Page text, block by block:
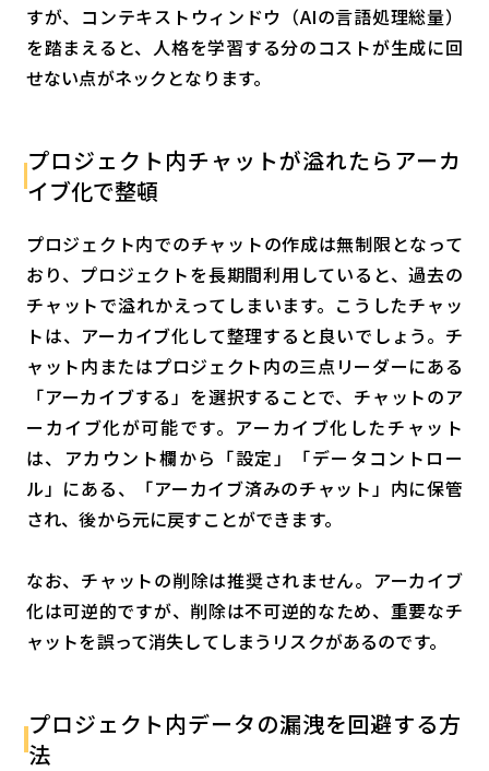
すが、コンテキストウィンドウ（AIの言語処理総量）
を踏まえると、人格を学習する分のコストが生成に回
せない点がネックとなります。
プロジェクト内チャットが溢れたらアーカ
イブ化で整頓
プロジェクト内でのチャットの作成は無制限となって
おり、プロジェクトを長期間利用していると、過去の
チャットで溢れかえってしまいます。こうしたチャッ
トは、アーカイブ化して整理すると良いでしょう。チ
ャット内またはプロジェクト内の三点リーダーにある
「アーカイブする」を選択することで、チャットのア
ーカイブ化が可能です。アーカイブ化したチャット
は、アカウント欄から「設定」「データコントロー
ル」にある、「アーカイブ済みのチャット」内に保管
され、後から元に戻すことができます。
なお、チャットの削除は推奨されません。アーカイブ
化は可逆的ですが、削除は不可逆的なため、重要なチ
ャットを誤って消失してしまうリスクがあるのです。
プロジェクト内データの漏洩を回避する方
法